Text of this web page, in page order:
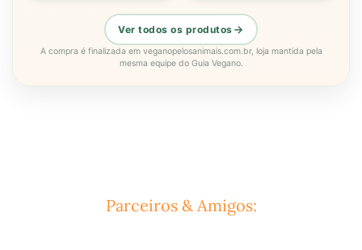
Ver todos os produtos
A compra é finalizada em veganopelosanimais.com.br, loja mantida pela
mesma equipe do Guia Vegano.
Parceiros & Amigos: